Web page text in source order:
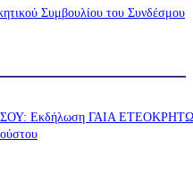
Συμβουλίου του Συνδέσμου
Εκδήλωση ΓΑΙΑ